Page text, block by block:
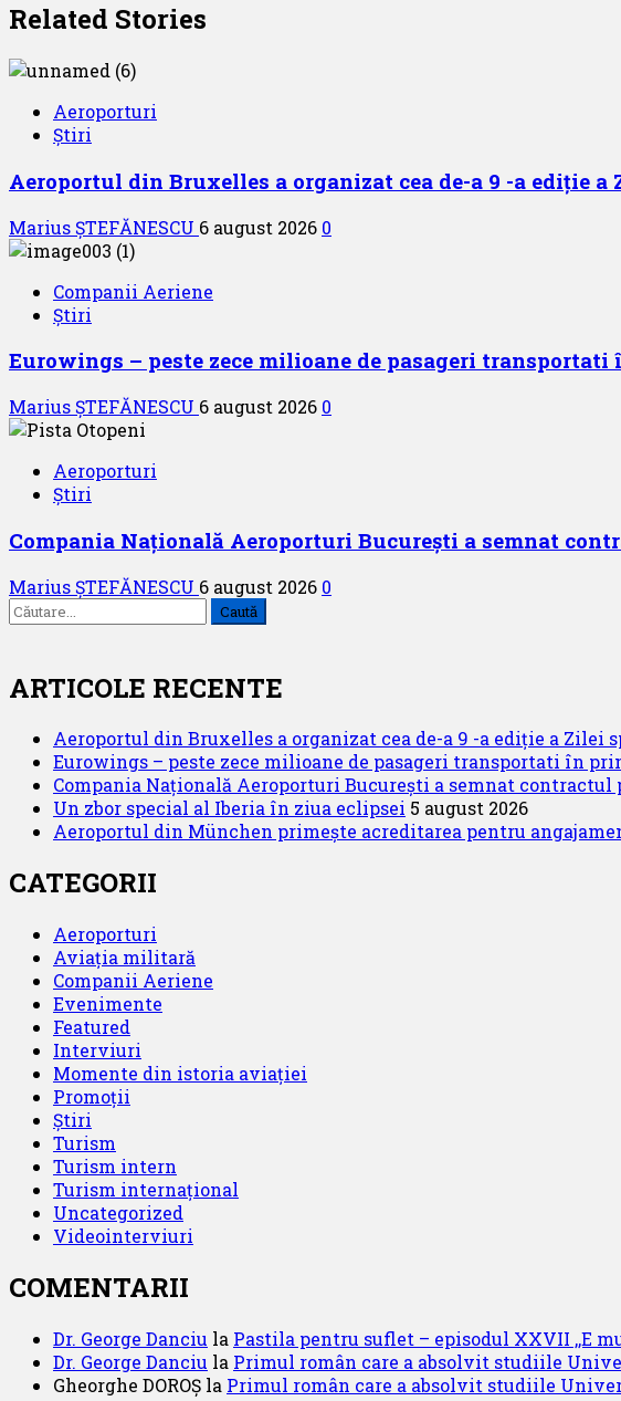
Related Stories
Aeroporturi
Știri
Aeroportul din Bruxelles a organizat cea de-a 9 -a ediție
Marius ȘTEFĂNESCU 6 august 2026 0
Companii Aeriene
Știri
Eurowings – peste zece milioane de pasageri
Marius ȘTEFĂNESCU 6 august 2026 0
Aeroporturi
Știri
Compania Națională Aeroporturi București a semnat
Marius ȘTEFĂNESCU 6 august 2026 0
Caută
după:
ARTICOLE RECENTE
Aeroportul din Bruxelles a organizat cea de-a 9 -a ediție a Zilei
Eurowings – peste zece milioane de pasageri transportati în
Compania Națională Aeroporturi București a semnat
Un zbor special al Iberia în ziua eclipsei 5 august 2026
Aeroportul din München primește acreditarea pentru
CATEGORII
Aeroporturi
Aviația militară
Companii Aeriene
Evenimente
Featured
Interviuri
Momente din istoria aviației
Promoții
Știri
Turism
Turism intern
Turism internațional
Uncategorized
Videointerviuri
COMENTARII
Dr. George Danciu la Pastila pentru suflet – episodul XXVII ,,E
Dr. George Danciu la Primul român care a absolvit studiile
Gheorghe DOROȘ la Primul român care a absolvit studiile